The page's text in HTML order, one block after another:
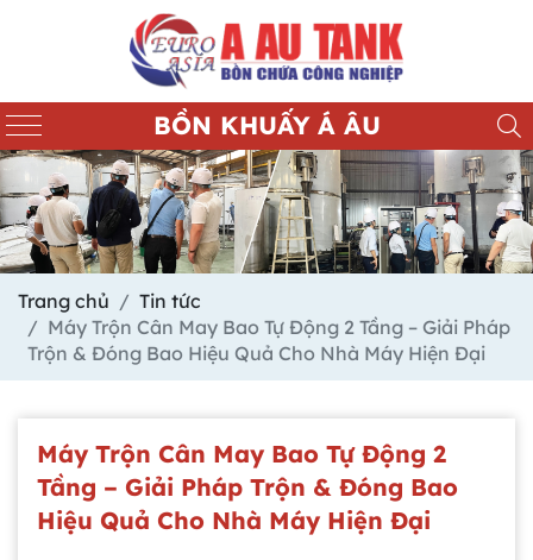
BỒN KHUẤY Á ÂU
Trang chủ
Tin tức
Máy Trộn Cân May Bao Tự Động 2 Tầng – Giải Pháp
Trộn & Đóng Bao Hiệu Quả Cho Nhà Máy Hiện Đại
Máy Trộn Cân May Bao Tự Động 2
Tầng – Giải Pháp Trộn & Đóng Bao
Hiệu Quả Cho Nhà Máy Hiện Đại